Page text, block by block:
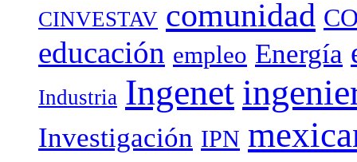
CINVESTAV comunidad
educación empleo Energía
Industria Ingenet
Investigación IPN